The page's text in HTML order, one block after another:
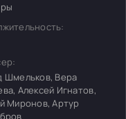
Шмельков, Вера
Алексей Игнатов,
Миронов, Артур